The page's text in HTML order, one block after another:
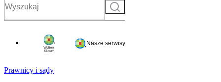
Szukaj
Nasze serwisy
Prawnicy i sądy